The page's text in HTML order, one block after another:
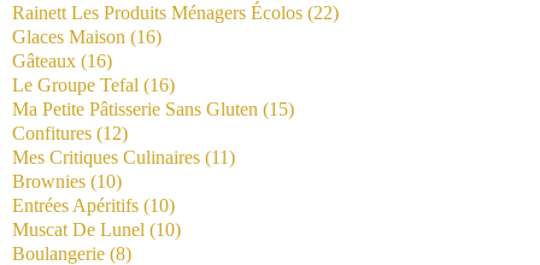
Rainett Les Produits Ménagers Écolos (22)
Glaces Maison (16)
Gâteaux (16)
Le Groupe Tefal (16)
Ma Petite Pâtisserie Sans Gluten (15)
Confitures (12)
Mes Critiques Culinaires (11)
Brownies (10)
Entrées Apéritifs (10)
Muscat De Lunel (10)
Boulangerie (8)